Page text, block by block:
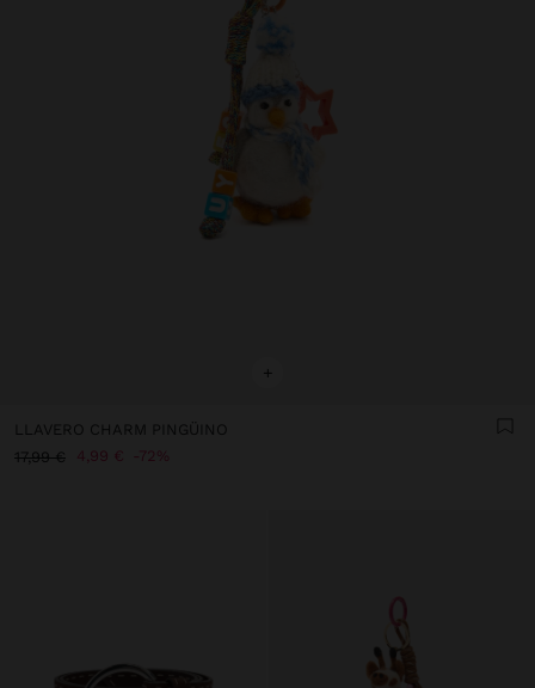
+
LLAVERO CHARM PINGÜINO
17,99 €
4,99 € 72%